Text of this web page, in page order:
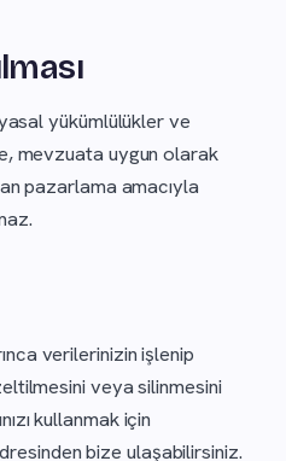
yükümlülükler ve
mevzuata uygun olarak
pazarlama amacıyla
verilerinizin işlenip
veya silinmesini
kullanmak için
bize ulaşabilirsiniz.